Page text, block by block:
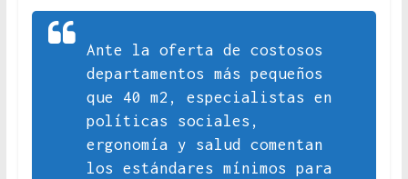
Ante la oferta de costosos
departamentos más pequeños
que 40 m2, especialistas en
políticas sociales,
ergonomía y salud comentan
los estándares mínimos para